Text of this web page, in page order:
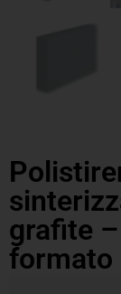
grafite
formato